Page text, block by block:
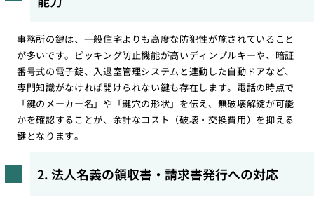
事務所の鍵は、一般住宅よりも高度な防犯性が施されていること
が多いです。ピッキング防止機能が高いディンプルキーや、暗証
番号式の電子錠、入退室管理システムと連動した自動ドアなど、
専門知識がなければ開けられない鍵も存在します。電話の時点で
「鍵のメーカー名」や「鍵穴の形状」を伝え、無破壊解錠が可能
かを確認することが、余計なコスト（破壊・交換費用）を抑える
鍵となります。
2. 法人名義の領収書・請求書発行への対応